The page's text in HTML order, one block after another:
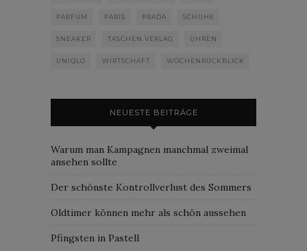
PARFUM PARIS PRADA SCHUHE
SNEAKER TASCHEN VERLAG UHREN
UNIQLO WIRTSCHAFT WOCHENRÜCKBLICK
NEUESTE BEITRÄGE
Warum man Kampagnen manchmal zweimal
ansehen sollte
Der schönste Kontrollverlust des Sommers
Oldtimer können mehr als schön aussehen
Pfingsten in Pastell